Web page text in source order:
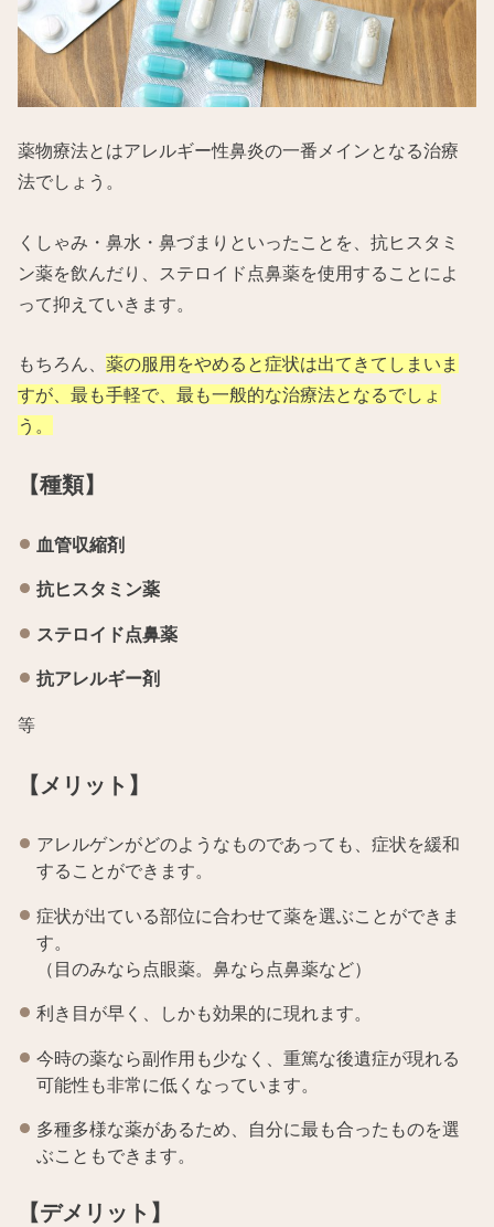
薬物療法とはアレルギー性鼻炎の一番メインとなる治療
法でしょう。
くしゃみ・鼻水・鼻づまりといったことを、抗ヒスタミ
ン薬を飲んだり、ステロイド点鼻薬を使用することによ
って抑えていきます。
もちろん、薬の服用をやめると症状は出てきてしまいま
すが、最も手軽で、最も一般的な治療法となるでしょ
う。
【種類】
血管収縮剤
抗ヒスタミン薬
ステロイド点鼻薬
抗アレルギー剤
等
【メリット】
アレルゲンがどのようなものであっても、症状を緩和
することができます。
症状が出ている部位に合わせて薬を選ぶことができま
す。
（目のみなら点眼薬。鼻なら点鼻薬など）
利き目が早く、しかも効果的に現れます。
今時の薬なら副作用も少なく、重篤な後遺症が現れる
可能性も非常に低くなっています。
多種多様な薬があるため、自分に最も合ったものを選
ぶこともできます。
【デメリット】